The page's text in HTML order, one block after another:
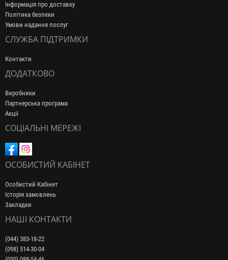
Інформація про доставку
Політика безпеки
Умови надання послуг
СЛУЖБА ПІДТРИМКИ
Контакти
ДОДАТКОВО
Виробники
Партнерська програма
Акції
СОЦІАЛЬНІ МЕРЕЖІ
ОСОБИСТИЙ КАБІНЕТ
Особистий Кабінет
Історія замовлень
Закладки
НАШІ КОНТАКТИ
(044) 383-18-22
(098) 514-30-04